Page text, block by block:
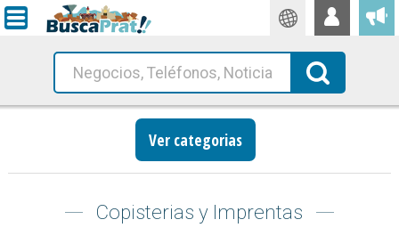
Traductor
Busca!
Ver categorias
Copisterias y Imprentas